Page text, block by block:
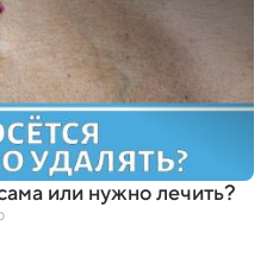
или нужно лечить?